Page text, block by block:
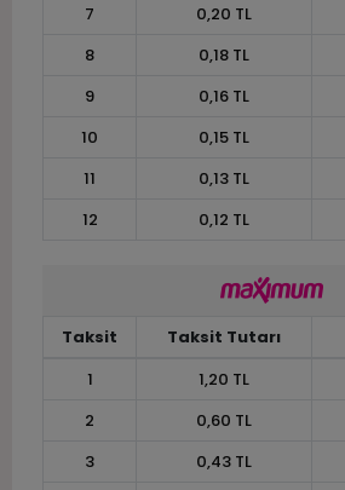
7 0,20 TL
8
0,18 TL
9
0,16 TL
10
0,15 TL
11
0,13 TL
12
0,12 TL
Taksit Taksit Tutarı
1
1,20 TL
2
0,60 TL
3
0,43 TL